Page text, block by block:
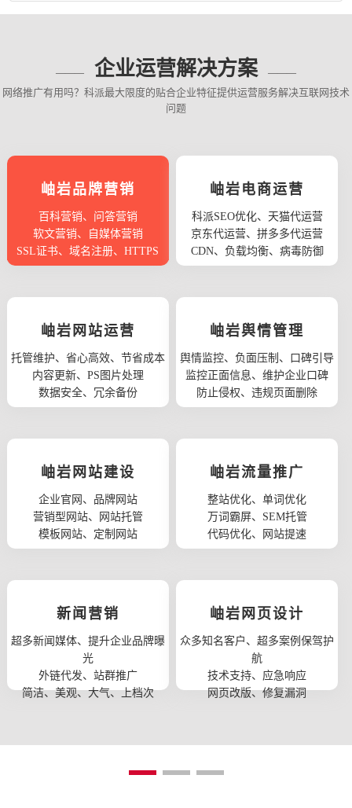
企业运营解决方案
网络推广有用吗？科派最大限度的贴合企业特征提供运营服务解决互联网技术
问题
岫岩品牌营销
百科营销、问答营销
软文营销、自媒体营销
SSL证书、域名注册、HTTPS
岫岩电商运营
科派SEO优化、天猫代运营
京东代运营、拼多多代运营
CDN、负载均衡、病毒防御
岫岩网站运营
托管维护、省心高效、节省成本
内容更新、PS图片处理
数据安全、冗余备份
岫岩舆情管理
舆情监控、负面压制、口碑引导
监控正面信息、维护企业口碑
防止侵权、违规页面删除
岫岩网站建设
企业官网、品牌网站
营销型网站、网站托管
模板网站、定制网站
岫岩流量推广
整站优化、单词优化
万词霸屏、SEM托管
代码优化、网站提速
新闻营销
超多新闻媒体、提升企业品牌曝
光
外链代发、站群推广
简洁、美观、大气、上档次
岫岩网页设计
众多知名客户、超多案例保驾护
航
技术支持、应急响应
网页改版、修复漏洞